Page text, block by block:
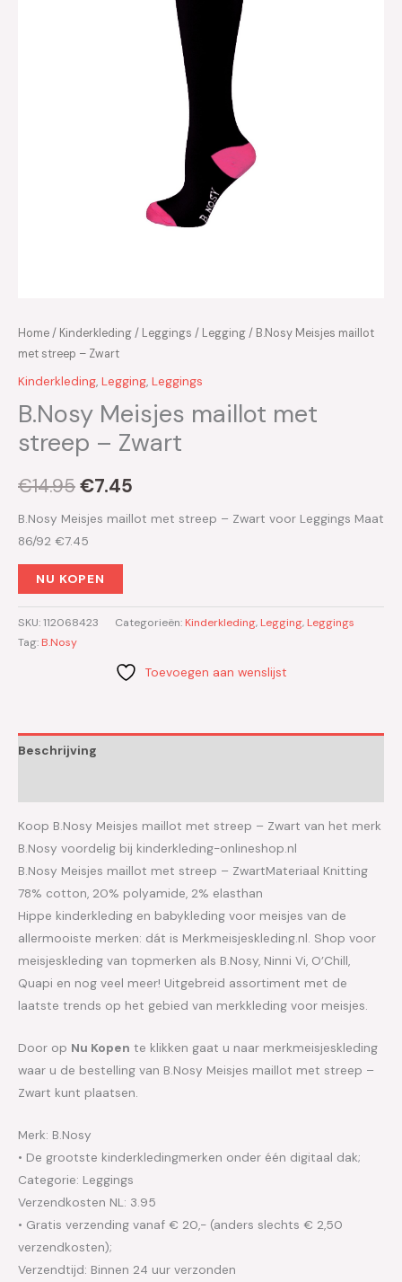
Home/ Kinderkleding/ Leggings / Legging/ B.Nosy Meisjes maillot
met streep – Zwart
Kinderkleding, Legging, Leggings
B.Nosy Meisjes maillot met
streep – Zwart
€14.95€7.45
B.Nosy Meisjes maillot met streep – Zwart voor Leggings Maat
86/92 €7.45
NU KOPEN
SKU:112068423 Categorieën: Kinderkleding, Legging, Leggings
Tag: B.Nosy
Toevoegen aan wenslijst
Beschrijving
Koop B.Nosy Meisjes maillot met streep – Zwart van het merk
B.Nosy voordelig bij kinderkleding-onlineshop.nl
B.Nosy Meisjes maillot met streep – ZwartMateriaal Knitting
78% cotton, 20% polyamide, 2% elasthan
Hippe kinderkleding en babykleding voor meisjes van de
allermooiste merken: dát is Merkmeisjeskleding.nl. Shop voor
meisjeskleding van topmerken als B.Nosy, Ninni Vi, O’Chill,
Quapi en nog veel meer! Uitgebreid assortiment met de
laatste trends op het gebied van merkkleding voor meisjes.
Door op Nu Kopen te klikken gaat u naar merkmeisjeskleding
waar u de bestelling van B.Nosy Meisjes maillot met streep –
Zwart kunt plaatsen.
Merk: B.Nosy
• De grootste kinderkledingmerken onder één digitaal dak;
Categorie: Leggings
Verzendkosten NL: 3.95
• Gratis verzending vanaf € 20,- (anders slechts € 2,50
verzendkosten);
Verzendtijd: Binnen 24 uur verzonden